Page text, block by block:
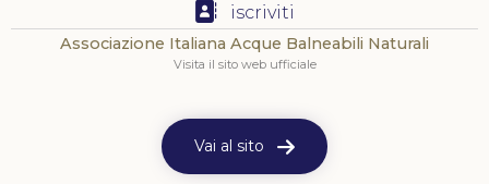
iscriviti
Associazione Italiana Acque Balneabili Naturali
Visita il sito web ufficiale
Vai al sito